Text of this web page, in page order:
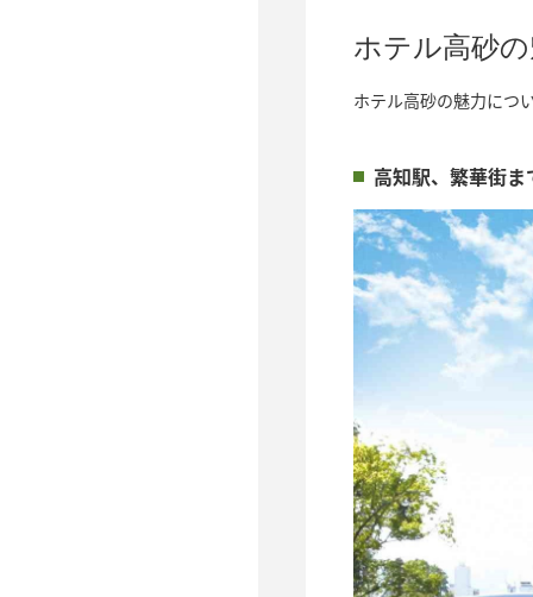
ホテル高砂
ホテル高砂の魅力につ
高知駅、繁華街